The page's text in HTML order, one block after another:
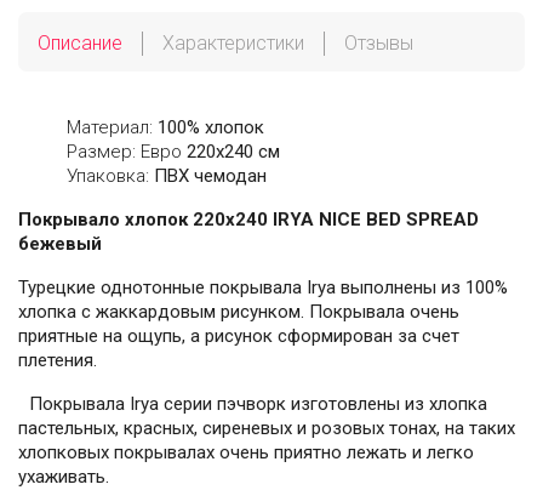
Описание Характеристики Отзывы
Материал: 100% хлопок
Размер: Евро 220х240 см
Упаковка: ПВХ чемодан
Покрывало хлопок 220х240 IRYA NICE BED SPREAD
бежевый
Турецкие однотонные покрывала Irya выполнены из 100%
хлопка с жаккардовым рисунком. Покрывала очень
приятные на ощупь, а рисунок сформирован за счет
плетения.
Покрывала Irya серии пэчворк изготовлены из хлопка
пастельных, красных, сиреневых и розовых тонах, на таких
хлопковых покрывалах очень приятно лежать и легко
ухаживать.